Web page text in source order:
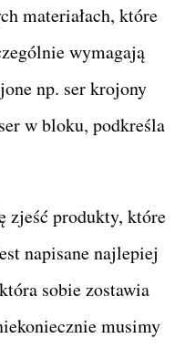
materiałach, które
wymagają
np. ser krojony
w bloku, podkreśla
zjeść produkty, które
napisane najlepiej
sobie zostawia
musimy